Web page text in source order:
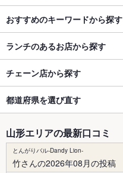
おすすめのキーワードから探す
ランチのあるお店から探す
チェーン店から探す
都道府県を選び直す
山形エリアの最新口コミ
とんがりバル-Dandy Lion-
竹さんの2026年08月の投稿